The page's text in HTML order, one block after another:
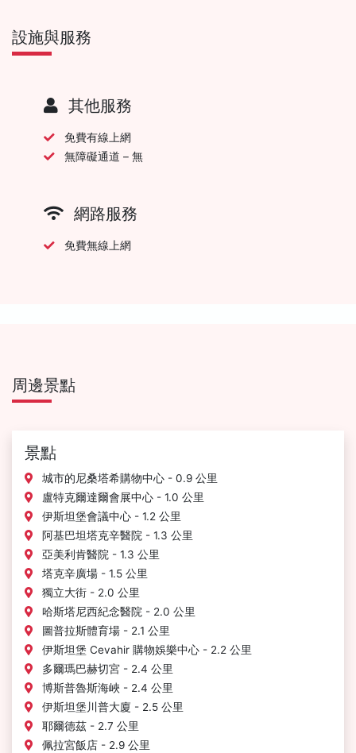
設施與服務
其他服務
免費有線上網
無障礙通道 – 無
網路服務
免費無線上網
周邊景點
景點
城市的尼桑塔希購物中心 - 0.9 公里
盧特克爾達爾會展中心 - 1.0 公里
伊斯坦堡會議中心 - 1.2 公里
阿基巴坦塔克辛醫院 - 1.3 公里
亞美利肯醫院 - 1.3 公里
塔克辛廣場 - 1.5 公里
獨立大街 - 2.0 公里
哈斯塔尼西紀念醫院 - 2.0 公里
圖普拉斯體育場 - 2.1 公里
伊斯坦堡 Cevahir 購物娛樂中心 - 2.2 公里
多爾瑪巴赫切宮 - 2.4 公里
博斯普魯斯海峽 - 2.4 公里
伊斯坦堡川普大廈 - 2.5 公里
耶爾德茲 - 2.7 公里
佩拉宮飯店 - 2.9 公里